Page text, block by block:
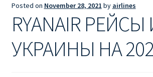
Ryanair из Тампере
RYANAIR ИЗ ЧЕХИИ | ПРАГА,
Posted on November 28, 2021 by airlines
RYANAIR РЕЙСЫ
УКРАИНЫ НА